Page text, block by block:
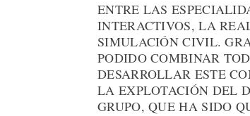
ENTRE LAS
INTERACTIVOS, LA
SIMULACIÓN CIVIL.
PODIDO COMBINAR
DESARROLLAR ESTE
LA EXPLOTACIÓN DEL
GRUPO, QUE HA SIDO